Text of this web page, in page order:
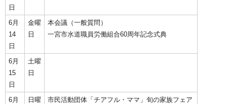
日
6月
14
日
金曜
日
本会議（一般質問）
一宮市水道職員労働組合60周年記念式典
6月
15
日
土曜
日
6月
日曜
市民活動団体「チアフル・ママ」旬の家族フェア